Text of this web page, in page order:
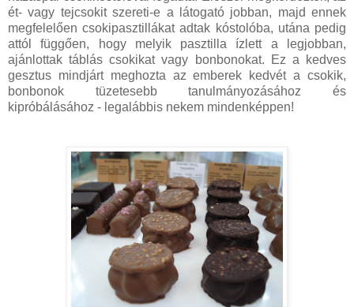
ét- vagy tejcsokit szereti-e a látogató jobban, majd ennek
megfelelően csokipasztillákat adtak kóstolóba, utána pedig
attól függően, hogy melyik pasztilla ízlett a legjobban,
ajánlottak táblás csokikat vagy bonbonokat. Ez a kedves
gesztus mindjárt meghozta az emberek kedvét a csokik,
bonbonok tüzetesebb tanulmányozásához és
kipróbálásához - legalábbis nekem mindenképpen!